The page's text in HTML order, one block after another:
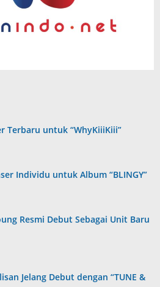
Terbaru untuk “WhyKiiiKiii”
Individu untuk Album “BLINGY”
Resmi Debut Sebagai Unit Baru
Jelang Debut dengan “TUNE &